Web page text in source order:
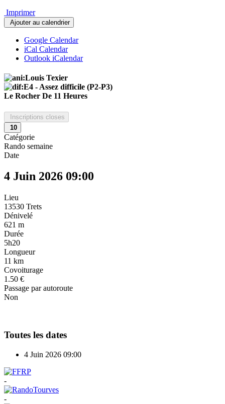
Imprimer
Ajouter au calendrier
Google Calendar
iCal Calendar
Outlook iCalendar
Le Rocher De 11 Heures
Inscriptions closes
10
Catégorie
Rando semaine
Date
4 Juin 2026 09:00
Lieu
13530 Trets
Dénivelé
621 m
Durée
5h20
Longueur
11 km
Covoiturage
1.50 €
Passage par autoroute
Non
Toutes les dates
4 Juin 2026 09:00
-
-